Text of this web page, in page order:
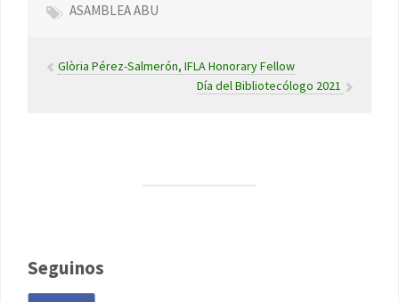
ASAMBLEA ABU
Glòria Pérez-Salmerón, IFLA Honorary Fellow
Día del Bibliotecólogo 2021
Seguinos